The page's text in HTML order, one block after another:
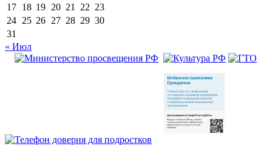
17 18 19 20 21 22 23
24 25 26 27 28 29 30
31
« Июл